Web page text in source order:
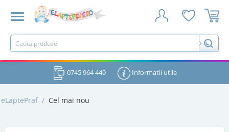
0745 964 449 Informatii utile
eLaptePraf / Cel mai nou